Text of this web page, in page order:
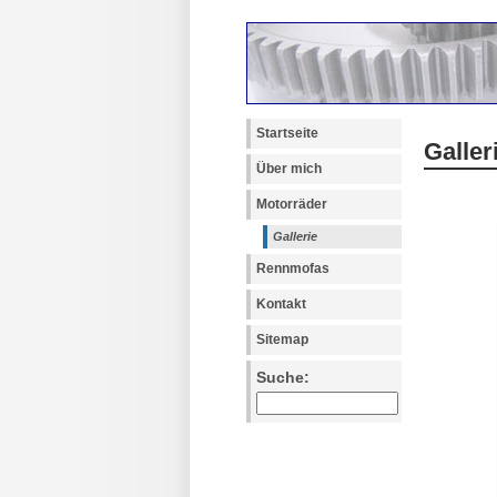
Startseite
Über mich
Motorräder
Gallerie
Rennmofas
Kontakt
Sitemap
Suche: